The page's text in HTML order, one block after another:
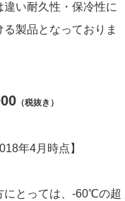
い耐久性・保冷性に
製品となっておりま
（税抜き）
年4月時点】
にとっては、-60℃の超